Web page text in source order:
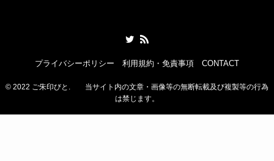
プライバシーポリシー 利用規約・免責事項 CONTACT
© 2022 ご朱印びと. 当サイト内の文章・画像等の無断転載及び複製等の行為
は禁じます。